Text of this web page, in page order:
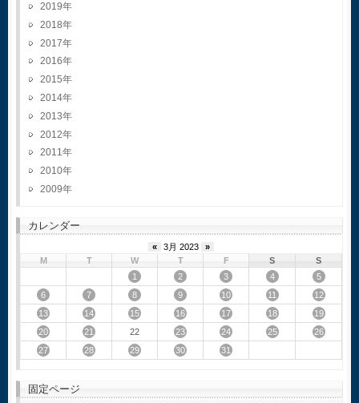
2019
2018
2017
2016
2015
2014
2013
2012
2011
2010
2009
カレンダー
« 3月 2023
»
M
T W T F S
S
1
2 3 4
5
6
7 8 9 10 11
12
13
14 15 16 17 18
19
20
21 22 23 24 25
26
27
28 29 30 31
固定ページ